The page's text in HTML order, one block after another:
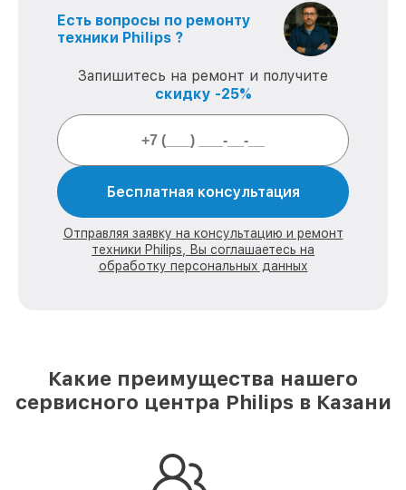
Есть вопросы по ремонту
техники Philips ?
Запишитесь на ремонт и получите
скидку -25%
Бесплатная консультация
Отправляя заявку на консультацию и ремонт
техники Philips, Вы соглашаетесь на
обработку персональных данных
Какие преимущества нашего
сервисного центра Philips в Казани